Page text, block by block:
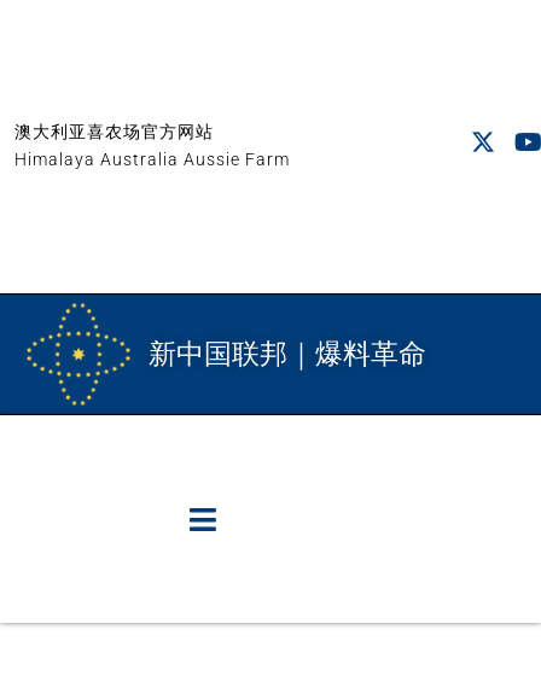
澳大利亚喜农场官方网站
Himalaya Australia Aussie Farm
新中国联邦｜爆料革命